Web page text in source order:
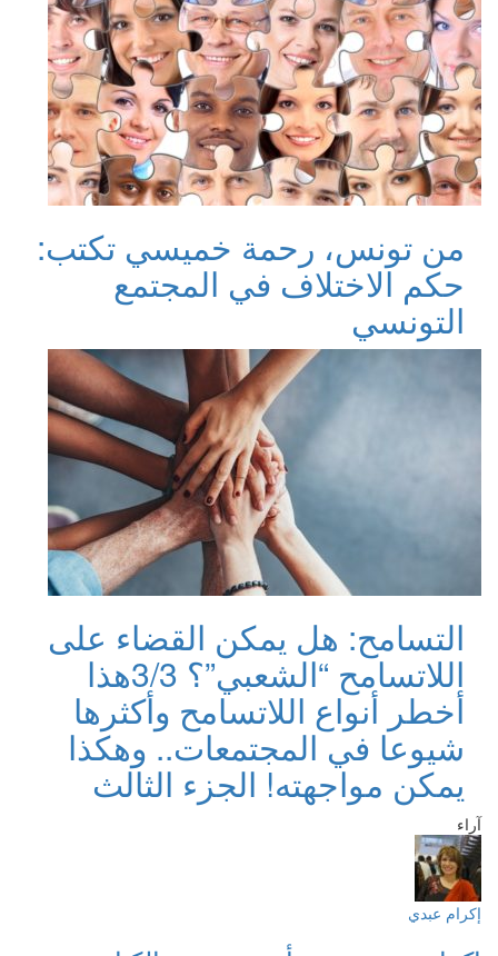
من تونس، رحمة خميسي تكتب:
حكم الاختلاف في المجتمع
التونسي
التسامح: هل يمكن القضاء على
اللاتسامح “الشعبي”؟ 3/3 هذا
أخطر أنواع اللاتسامح وأكثرها
شيوعا في المجتمعات.. وهكذا
يمكن مواجهته! الجزء الثالث
آراء
إكرام عبدي